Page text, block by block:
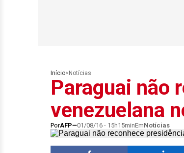
Início> Notícias
Paraguai não
venezuelana
PorAFP 01/08/16 - 15h15minEmNotícias